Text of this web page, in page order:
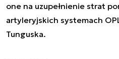
one na uzupełnienie strat
artyleryjskich systemach
Tunguska.